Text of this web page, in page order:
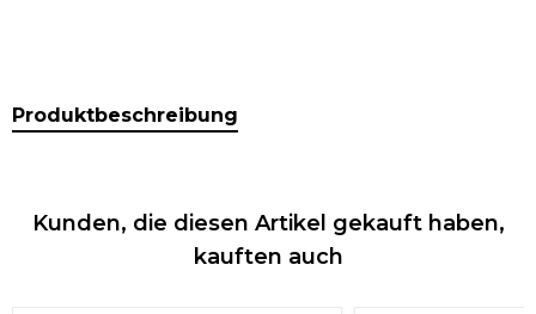
Produktbeschreibung
Kunden, die diesen Artikel gekauft haben,
kauften auch